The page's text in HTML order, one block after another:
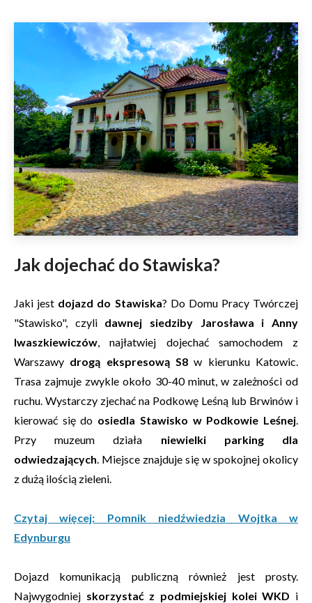
Jak dojechać do Stawiska?
Jaki jest dojazd do Stawiska? Do Domu Pracy Twórczej
"Stawisko", czyli dawnej siedziby Jarosława i Anny
Iwaszkiewiczów, najłatwiej dojechać samochodem z
Warszawy drogą ekspresową S8 w kierunku Katowic.
Trasa zajmuje zwykle około 30-40 minut, w zależności od
ruchu. Wystarczy zjechać na Podkowę Leśną lub Brwinów i
kierować się do osiedla Stawisko w Podkowie Leśnej.
Przy muzeum działa niewielki parking dla
odwiedzających. Miejsce znajduje się w spokojnej okolicy
z dużą ilością zieleni.
Czytaj więcej: Pomnik niedźwiedzia Wojtka w
Edynburgu
Dojazd komunikacją publiczną również jest prosty.
Najwygodniej skorzystać z podmiejskiej kolei WKD i